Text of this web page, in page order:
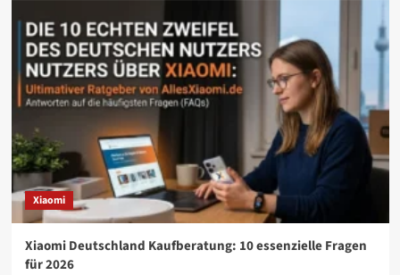
Xiaomi
Xiaomi Deutschland Kaufberatung: 10 essenzielle Fragen
für 2026